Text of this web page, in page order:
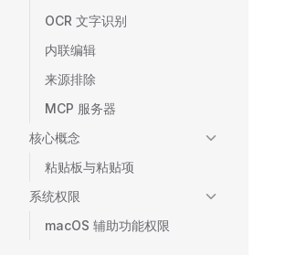
OCR 文字识别
内联编辑
来源排除
MCP 服务器
核心概念
粘贴板与粘贴项
系统权限
macOS 辅助功能权限